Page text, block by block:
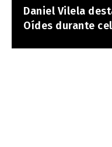
Daniel Vilela
Oídes durante